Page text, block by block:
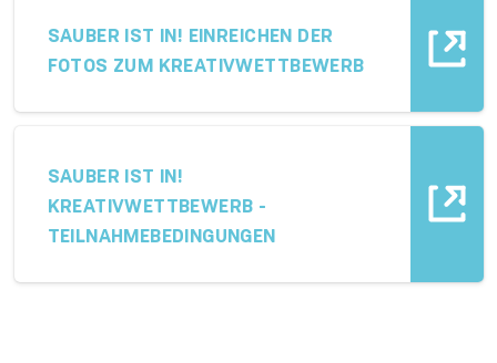
SAUBER IST IN! EINREICHEN DER
FOTOS ZUM KREATIVWETTBEWERB
SAUBER IST IN!
KREATIVWETTBEWERB -
TEILNAHMEBEDINGUNGEN